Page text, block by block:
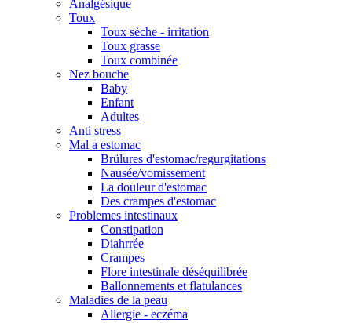
Analgésique
Toux
Toux sèche - irritation
Toux grasse
Toux combinée
Nez bouche
Baby
Enfant
Adultes
Anti stress
Mal a estomac
Brülures d'estomac/regurgitations
Nausée/vomissement
La douleur d'estomac
Des crampes d'estomac
Problemes intestinaux
Constipation
Diahrrée
Crampes
Flore intestinale déséquilibrée
Ballonnements et flatulances
Maladies de la peau
Allergie - eczéma